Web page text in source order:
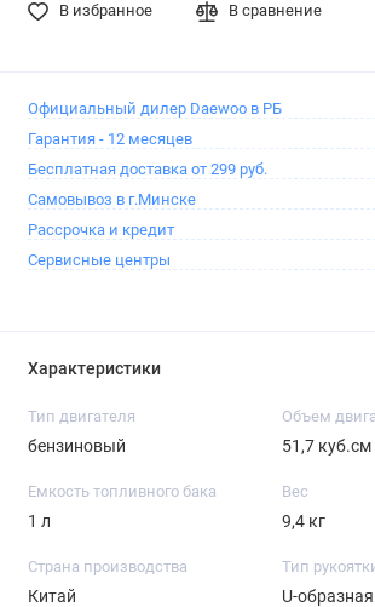
В избранное В сравнение
Официальный дилер Daewoo в РБ
Гарантия - 12 месяцев
Бесплатная доставка от 299 руб.
Самовывоз в г.Минске
Рассрочка и кредит
Сервисные центры
Характеристики
Тип двигателя
бензиновый
Объем
51,7 куб.см
Емкость топливного бака
1 л
Вес
9,4 кг
Страна производства
Китай
Тип
U-образная